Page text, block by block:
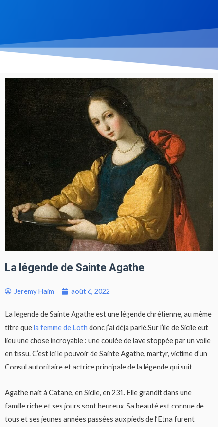
La légende de Sainte Agathe
Jeremy Haim août 6, 2022
La légende de Sainte Agathe est une légende chrétienne, au même
titre quela femme de Loth donc j’ai déjà parlé.Sur l’île de Sicile eut
lieu une chose incroyable : une coulée de lave stoppée par un voile
en tissu. C’est ici le pouvoir de Sainte Agathe, martyr, victime d’un
Consul autoritaire et actrice principale de la légende qui suit.
Agathe nait à Catane, en Sicile, en 231. Elle grandit dans une
famille riche et ses jours sont heureux. Sa beauté est connue de
tous et ses jeunes années passées aux pieds de l’Etna furent